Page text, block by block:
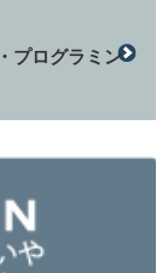
プログラミン